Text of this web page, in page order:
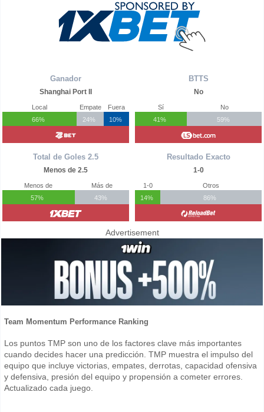
Ganador
Shanghai Port II
Local
66%
Empate
24%
Fuera
10%
Total de Goles 2.5
Menos de 2.5
Menos de
57%
Más de
43%
BTTS
No
Sí
41%
No
59%
Resultado Exacto
1-0
1-0
14%
Otros
86%
Advertisement
Team Momentum Performance Ranking
Los puntos TMP son uno de los factores clave más importantes
cuando decides hacer una predicción. TMP muestra el impulso del
equipo que incluye victorias, empates, derrotas, capacidad ofensiva
y defensiva, presión del equipo y propensión a cometer errores.
Actualizado cada juego.